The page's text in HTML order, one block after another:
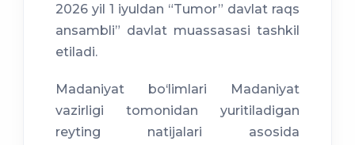
2026 yil 1 iyuldan “Tumor” davlat raqs
ansambli” davlat muassasasi tashkil
etiladi.
Madaniyat bo‘limlari Madaniyat
vazirligi tomonidan yuritiladigan
reyting natijalari asosida